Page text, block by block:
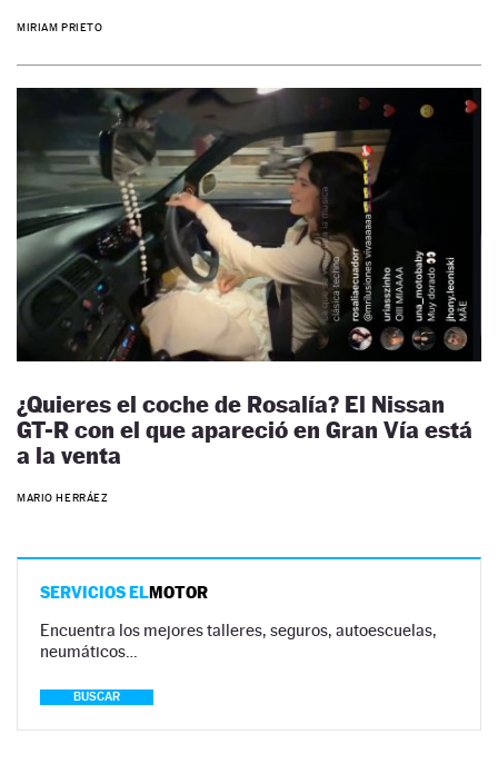
MIRIAM PRIETO
¿Quieres el coche de Rosalía? El Nissan
GT-R con el que apareció en Gran Vía está
a la venta
MARIO HERRÁEZ
SERVICIOS ELMOTOR
Encuentra los mejores talleres, seguros, autoescuelas,
neumáticos…
BUSCAR